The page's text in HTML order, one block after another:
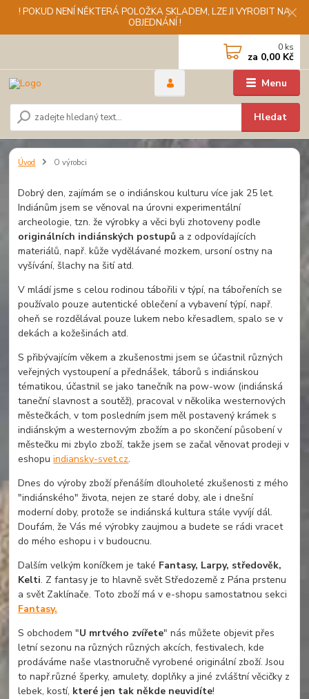
! POKUD NENÍ NĚKTERÁ POLOŽKA SKLADEM, LZE JI VYROBIT NA
OBJEDNÁNÍ !
Menu
Hledat
0 ks
za 0,00 Kč
Úvod O výrobci
Dobrý den, zajímám se o indiánskou kulturu více jak 25 let.
Indiánům jsem se věnoval na úrovni experimentální
archeologie, tzn. že výrobky a věci byli zhotoveny podle
originálních indiánských postupů a z odpovídajících
materiálů, např. kůže vydělávané mozkem, ursoní ostny na
vyšívání, šlachy na šití atd.
V mládí jsme s celou rodinou tábořili v týpí, na tábořeních se
používalo pouze autentické oblečení a vybavení týpí, např.
oheň se rozdělával pouze lukem nebo křesadlem, spalo se v
dekách a kožešinách atd.
S přibývajícím věkem a zkušenostmi jsem se účastnil různých
veřejných vystoupení a přednášek, táborů s indiánskou
tématikou, účastnil se jako tanečník na pow-wow (indiánská
taneční slavnost a soutěž), pracoval v několika westernových
městečkách, v tom posledním jsem měl postavený krámek s
indiánským a westernovým zbožím a po skončení působení v
městečku mi zbylo zboží, takže jsem se začal věnovat prodeji v
eshopuindiansky-svet.cz.
Dnes do výroby zboží přenáším dlouholeté zkušenosti z mého
"indiánského" života, nejen ze staré doby, ale i dnešní
moderní doby, protože se indiánská kultura stále vyvíjí dál.
Doufám, že Vás mé výrobky zaujmou a budete se rádi vracet
do mého eshopu i v budoucnu.
Dalším velkým koníčkem je také Fantasy, Larpy, středověk,
Kelti. Z fantasy je to hlavně svět Středozemě z Pána prstenu
a svět Zaklínače. Toto zboží má v e-shopu samostatnou sekci
Fantasy.
S obchodem "U mrtvého zvířete" nás můžete objevit přes
letní sezonu na různých různých akcích, festivalech, kde
prodáváme naše vlastnoručně vyrobené originální zboží. Jsou
to např.různé šperky, amulety, doplňky a jiné zvláštní věcičky z
lebek, kostí, které jen tak někde neuvidíte!